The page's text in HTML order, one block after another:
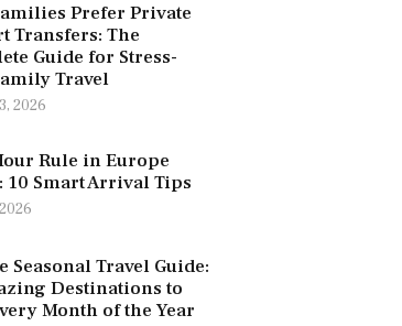
Prefer Private
Transfers: The
Guide for Stress-
Travel
2026
Rule in Europe
10 Smart Arrival Tips
Seasonal Travel Guide:
Destinations to
Month of the Year